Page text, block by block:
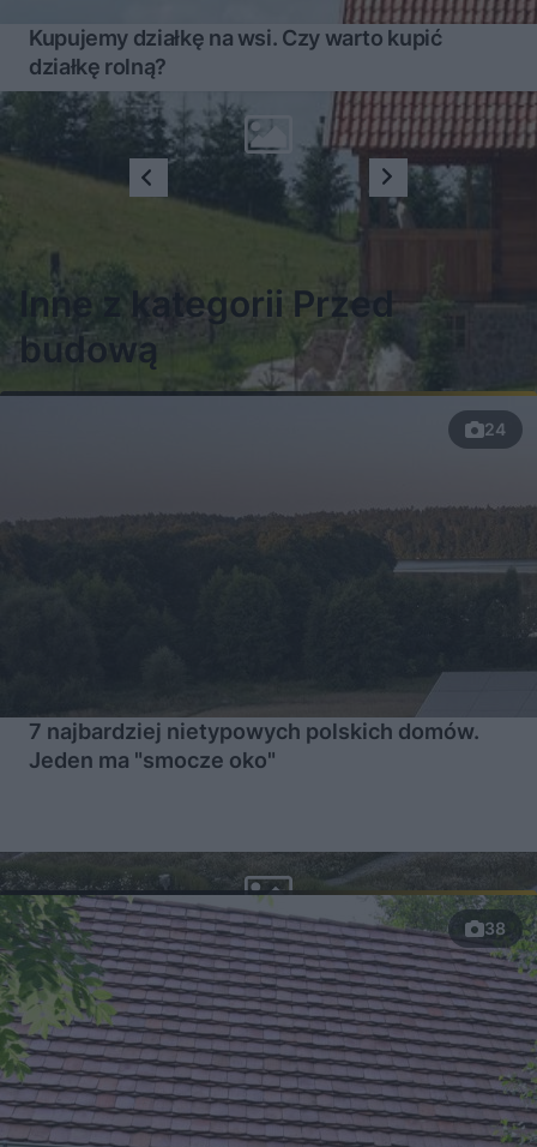
Kupujemy działkę na wsi. Czy warto kupić
działkę rolną?
3 4
Inne z kategorii Przed
budową
24
7 najbardziej nietypowych polskich domów.
Jeden ma "smocze oko"
38